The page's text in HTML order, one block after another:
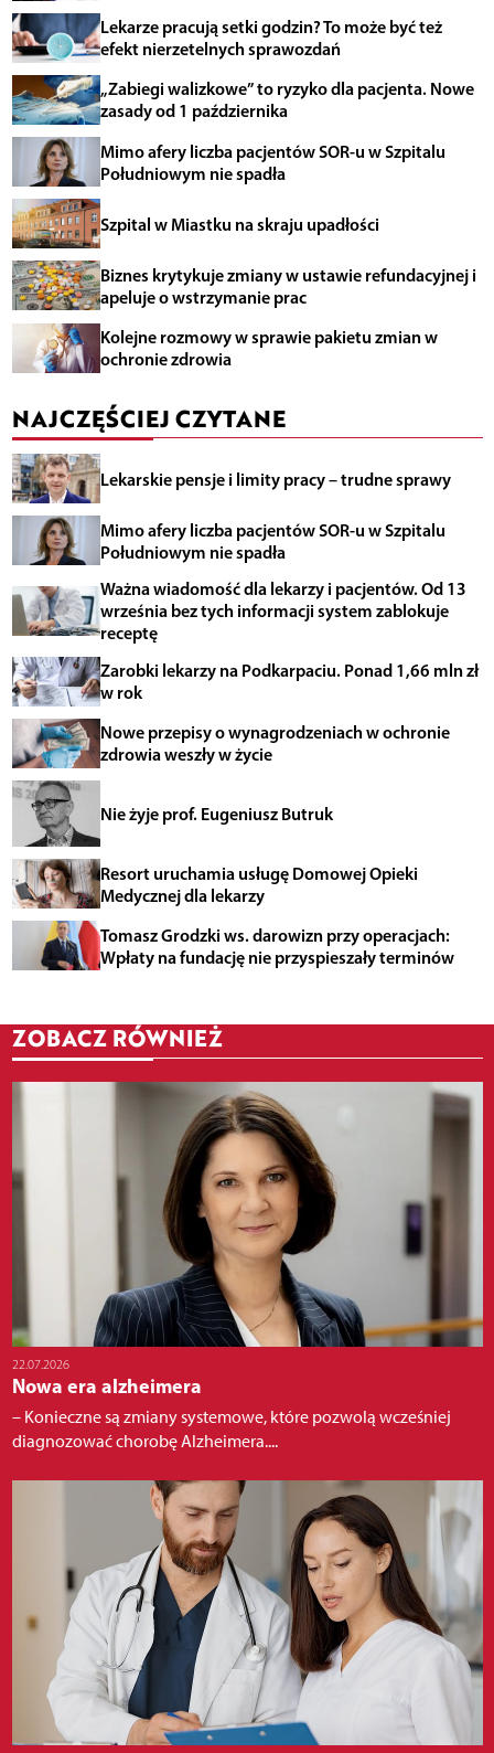
Lekarze pracują setki godzin? To może być też
efekt nierzetelnych sprawozdań
„Zabiegi walizkowe” to ryzyko dla pacjenta. Nowe
zasady od 1 października
Mimo afery liczba pacjentów SOR-u w Szpitalu
Południowym nie spadła
Szpital w Miastku na skraju upadłości
Biznes krytykuje zmiany w ustawie refundacyjnej i
apeluje o wstrzymanie prac
Kolejne rozmowy w sprawie pakietu zmian w
ochronie zdrowia
NAJCZĘŚCIEJ CZYTANE
Lekarskie pensje i limity pracy – trudne sprawy
Mimo afery liczba pacjentów SOR-u w Szpitalu
Południowym nie spadła
Ważna wiadomość dla lekarzy i pacjentów. Od 13
września bez tych informacji system zablokuje
receptę
Zarobki lekarzy na Podkarpaciu. Ponad 1,66 mln zł
w rok
Nowe przepisy o wynagrodzeniach w ochronie
zdrowia weszły w życie
Nie żyje prof. Eugeniusz Butruk
Resort uruchamia usługę Domowej Opieki
Medycznej dla lekarzy
Tomasz Grodzki ws. darowizn przy operacjach:
Wpłaty na fundację nie przyspieszały terminów
ZOBACZ RÓWNIEŻ
22.07.2026
Nowa era alzheimera
– Konieczne są zmiany systemowe, które pozwolą wcześniej
diagnozować chorobę Alzheimera....